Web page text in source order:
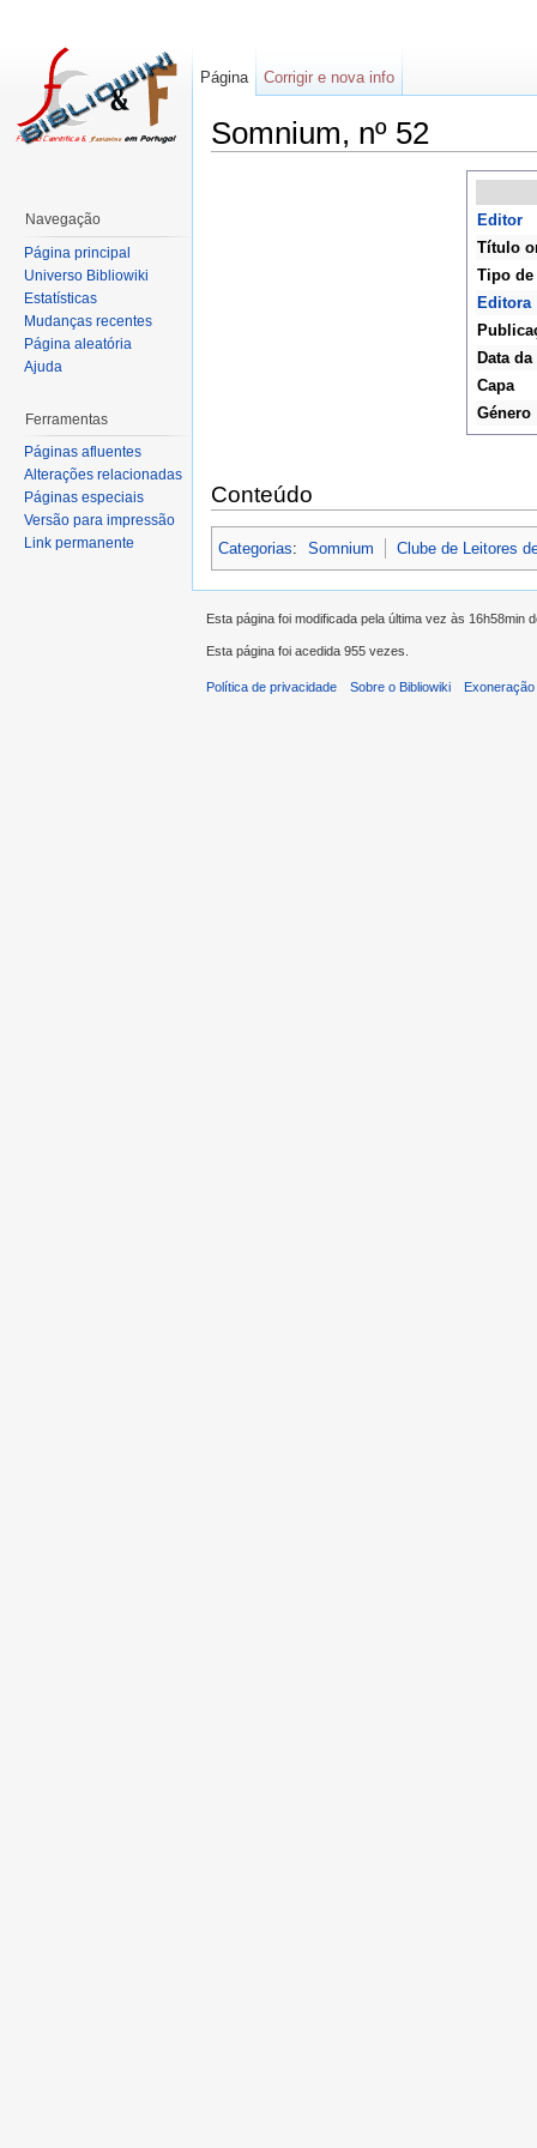
Somnium, nº 52
Editor
Título
Tipo
Editora
Data
Capa
Género
Conteúdo
Categorias: Somnium Clube de Leitores
Página Corrigir e nova info
Navegação
Página principal
Universo Bibliowiki
Estatísticas
Mudanças recentes
Página aleatória
Ajuda
Ferramentas
Páginas afluentes
Alterações relacionadas
Páginas especiais
Versão para impressão
Link permanente
Esta página foi modificada pela última vez às 16h58min
Esta página foi acedida 955 vezes.
Política de privacidade Sobre o Bibliowiki